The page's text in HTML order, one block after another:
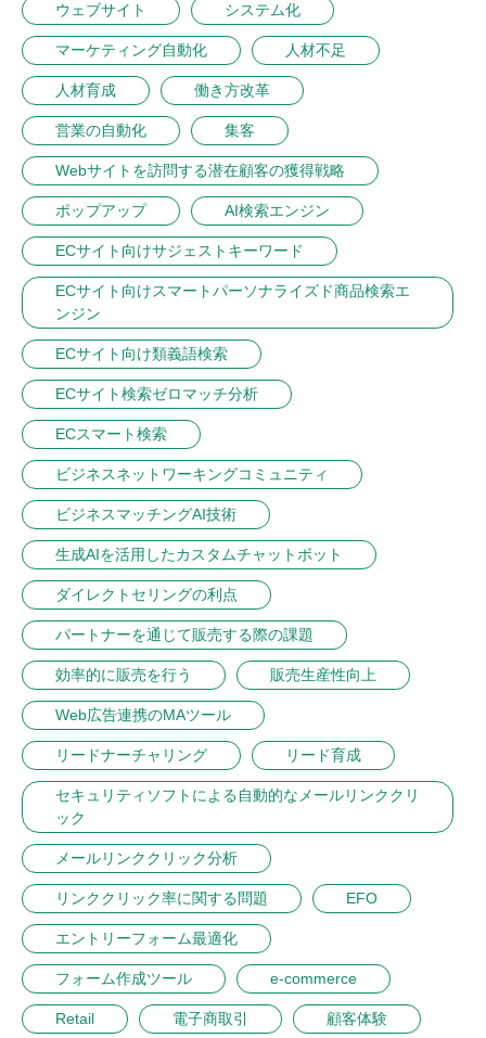
ウェブサイト システム化
マーケティング自動化 人材不足
人材育成 働き方改革
営業の自動化 集客
Webサイトを訪問する潜在顧客の獲得戦略
ポップアップ AI検索エンジン
ECサイト向けサジェストキーワード
ECサイト向けスマートパーソナライズド商品検索エ
ンジン
ECサイト向け類義語検索
ECサイト検索ゼロマッチ分析
ECスマート検索
ビジネスネットワーキングコミュニティ
ビジネスマッチングAI技術
生成AIを活用したカスタムチャットボット
ダイレクトセリングの利点
パートナーを通じて販売する際の課題
効率的に販売を行う 販売生産性向上
Web広告連携のMAツール
リードナーチャリング リード育成
セキュリティソフトによる自動的なメールリンククリ
ック
メールリンククリック分析
リンククリック率に関する問題 EFO
エントリーフォーム最適化
フォーム作成ツール e-commerce
Retail 電子商取引 顧客体験